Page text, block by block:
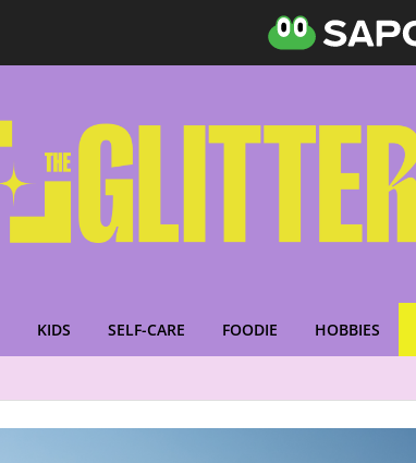
KIDS SELF-CARE FOODIE HOBBIES